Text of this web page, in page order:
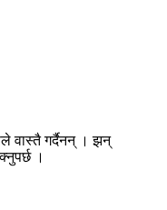
वास्तै गर्दैनन् । झन्
।